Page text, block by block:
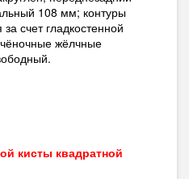
108 мм; контуры
счет гладкостенной
жёлчные
кисты квадратной